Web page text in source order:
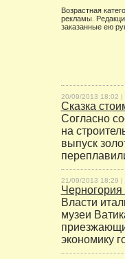
Возрастная
рекламы.
заказанные ею
20/09/2013 18:02 |
Сказка
Согласно
на
выпуск
21/09/2013 18:29 |
Черногория
Власти
музеи
экономику